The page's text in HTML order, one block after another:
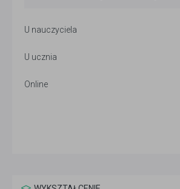
U nauczyciela
U ucznia
Online